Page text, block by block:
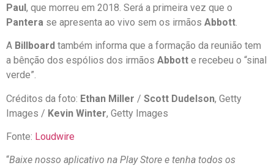
Paul, que morreu em 2018. Será a primeira vez que o
Pantera se apresenta ao vivo sem os irmãos Abbott
A Billboard também informa que a formação da reunião tem
a bênção dos espólios dos irmãos Abbott e recebeu o “sinal
verde”.
Créditos da foto: Ethan Miller / Scott Dudelson, Getty
Images / Kevin Winter, Getty Images
Fonte: Loudwire
“Baixe nosso aplicativo na Play Store e tenha todos os